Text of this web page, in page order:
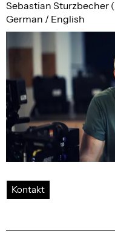
Sebastian Sturzbecher
German / English
Kontakt